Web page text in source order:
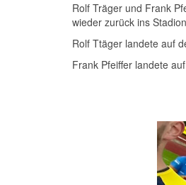
Rolf Träger und Frank
wieder zurück ins
Rolf Ttäger landete auf
Frank Pfeiffer landete